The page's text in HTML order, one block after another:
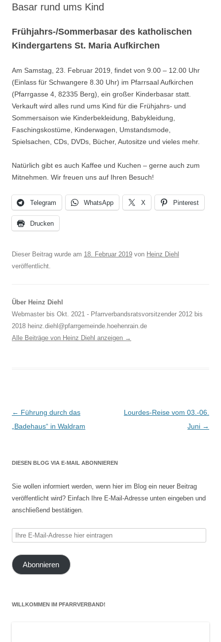
Basar rund ums Kind
Frühjahrs-/Sommerbasar des katholischen
Kindergartens St. Maria Aufkirchen
Am Samstag, 23. Februar 2019, findet von 9.00 – 12.00 Uhr
(Einlass für Schwangere 8.30 Uhr) im Pfarrsaal Aufkirchen
(Pfarrgasse 4, 82335 Berg), ein großer Kinderbasar statt.
Verkauft wird alles rund ums Kind für die Frühjahrs- und
Sommersaison wie Kinderbekleidung, Babykleidung,
Faschingskostüme, Kinderwagen, Umstandsmode,
Spielsachen, CDs, DVDs, Bücher, Autositze und vieles mehr.
Natürlich gibt es auch Kaffee und Kuchen – gerne auch zum
Mitnehmen. Wir freuen uns auf Ihren Besuch!
Telegram WhatsApp X Pinterest
Drucken
Dieser Beitrag wurde am 18. Februar 2019 von Heinz Diehl
veröffentlicht.
Über Heinz Diehl
Webmaster bis Okt. 2021 - Pfarrverbandsratsvorsitzender 2012 bis
2018 heinz.diehl@pfarrgemeinde.hoehenrain.de
Alle Beiträge von Heinz Diehl anzeigen →
Beitragsnavigation
← Führung durch das
„Badehaus“ in Waldram
Lourdes-Reise vom 03.-06.
Juni →
DIESEN BLOG VIA E-MAIL ABONNIEREN
Sie wollen informiert werden, wenn hier im Blog ein neuer Beitrag
veröffentlicht wird? Einfach Ihre E-Mail-Adresse unten eingeben und
anschließend bestätigen.
Ihre
Mail-
Adresse
Abonnieren
WILLKOMMEN IM PFARRVERBAND!